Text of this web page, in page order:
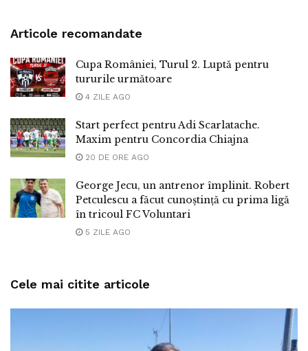
Articole recomandate
Cupa României, Turul 2. Luptă pentru
tururile următoare
4 ZILE AGO
Start perfect pentru Adi Scarlatache.
Maxim pentru Concordia Chiajna
20 DE ORE AGO
George Jecu, un antrenor împlinit. Robert
Petculescu a făcut cunoștință cu prima ligă
în tricoul FC Voluntari
5 ZILE AGO
Cele mai citite articole